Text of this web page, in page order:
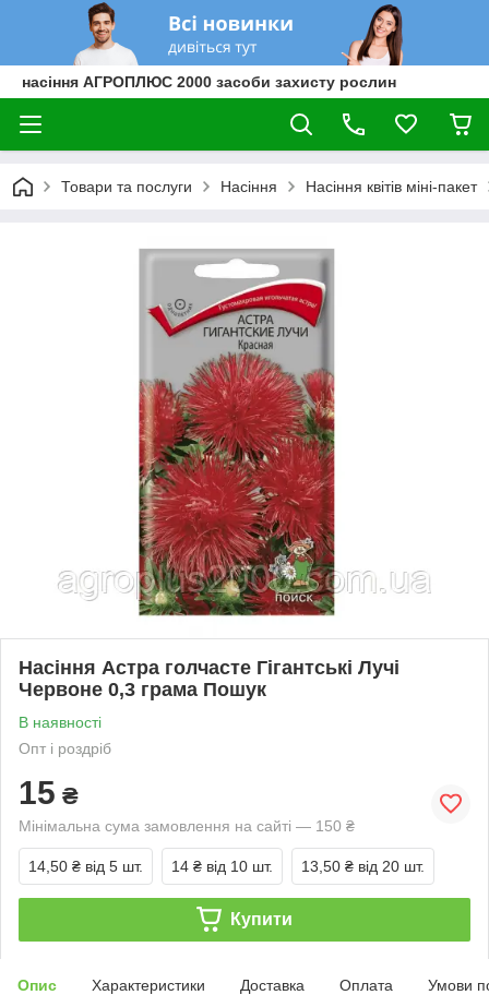
насіння АГРОПЛЮС 2000 засоби захисту рослин
Товари та послуги Насіння Насіння квітів міні-пакет
Насіння Астра голчасте Гігантські Лучі
Червоне 0,3 грама Пошук
В наявності
Опт і роздріб
15 ₴
Мінімальна сума замовлення на сайті — 150 ₴
14,50 ₴ від 5 шт. 14 ₴ від 10 шт. 13,50 ₴ від 20 шт.
Купити
Опис Характеристики Доставка Оплата Умови